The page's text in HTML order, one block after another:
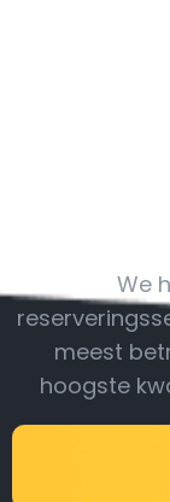
We
meest
hoogste